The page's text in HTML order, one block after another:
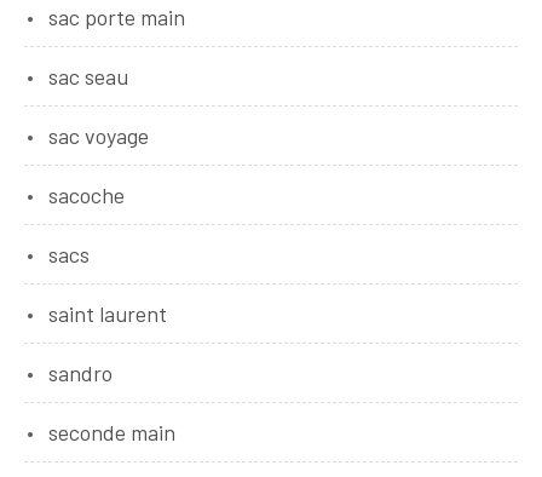
sac porte main
sac seau
sac voyage
sacoche
sacs
saint laurent
sandro
seconde main